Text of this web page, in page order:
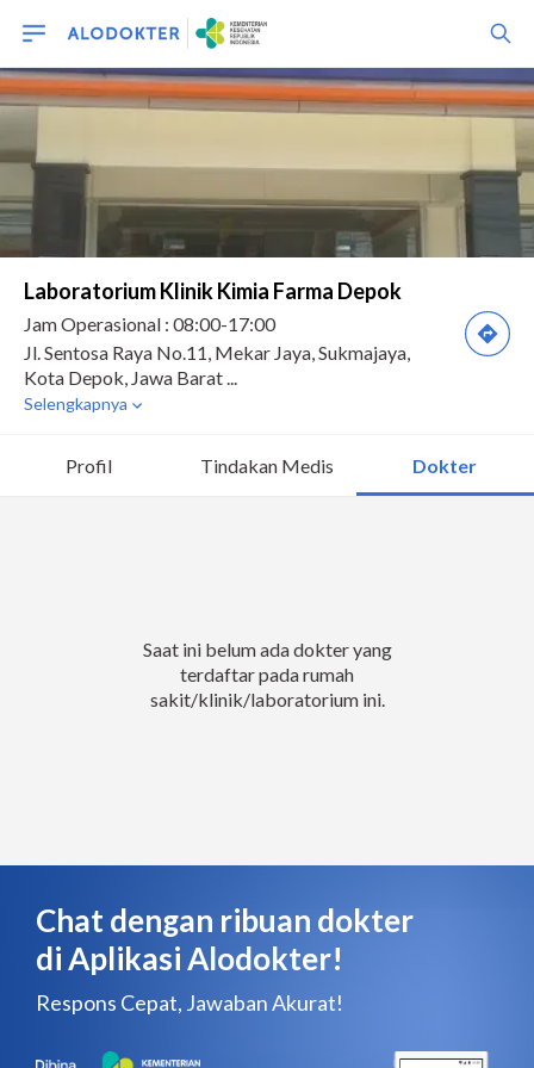
Profil Tindakan Medis Dokter
Saat ini belum ada dokter yang
terdaftar pada rumah
sakit/klinik/laboratorium ini.